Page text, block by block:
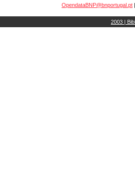
OpendataBNP@bnportugal.pt
2003 |